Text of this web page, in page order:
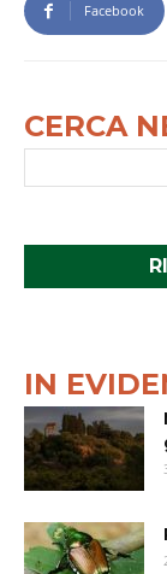
Facebook
CERCA
IN